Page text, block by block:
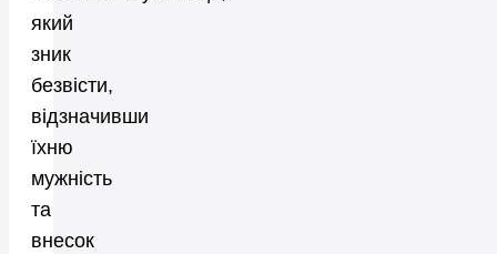
який
зник
безвісти,
відзначивши
їхню
мужність
та
внесок